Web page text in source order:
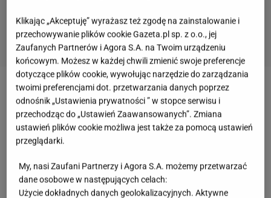
Zobacz wideoHailey Baldwin pokazała, jak
świętowali urodziny Justina Biebera
Więcej podobnych artykułów przeczytasz na stronie
głównejGazeta.pl
Klikając „Akceptuję” wyrażasz też zgodę na zainstalowanie i
przechowywanie plików cookie Gazeta.pl sp. z o.o., jej
Zaufanych Partnerów i Agora S.A. na Twoim urządzeniu
końcowym. Możesz w każdej chwili zmienić swoje preferencje
dotyczące plików cookie, wywołując narzędzie do zarządzania
twoimi preferencjami dot. przetwarzania danych poprzez
odnośnik „Ustawienia prywatności ” w stopce serwisu i
przechodząc do „Ustawień Zaawansowanych”. Zmiana
ustawień plików cookie możliwa jest także za pomocą ustawień
przeglądarki.
My, nasi Zaufani Partnerzy i Agora S.A. możemy przetwarzać
dane osobowe w następujących celach:
Użycie dokładnych danych geolokalizacyjnych. Aktywne